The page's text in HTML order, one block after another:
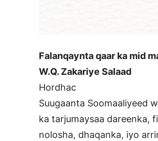
Falanqaynta qaar ka mid
W.Q. Zakariye Salaad
Hordhac
Suugaanta Soomaaliyeed
ka tarjumaysaa dareenka,
nolosha, dhaqanka, iyo